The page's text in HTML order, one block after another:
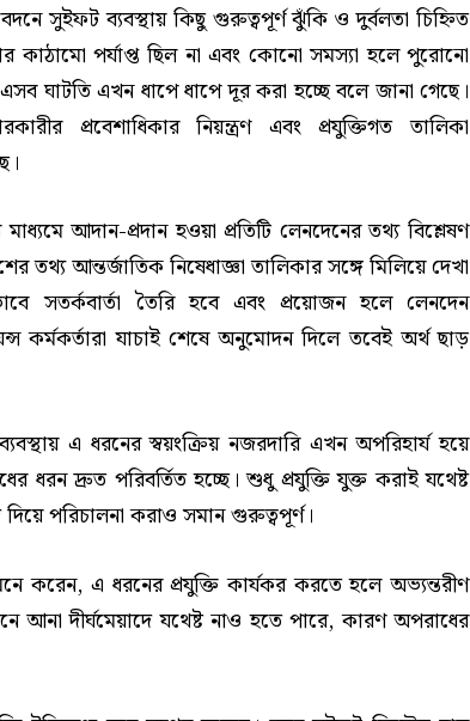
সুইফট ব্যবস্থায় কিছু গুরুত্বপূর্ণ ঝুঁকি ও দুর্বলতা চিহ্নিত
কাঠামো পর্যাপ্ত ছিল না এবং কোনো সমস্যা হলে পুরোনো
ঘাটতি এখন ধাপে ধাপে দূর করা হচ্ছে বলে জানা গেছে।
প্রবেশাধিকার নিয়ন্ত্রণ এবং প্রযুক্তিগত তালিকা
আদান-প্রদান হওয়া প্রতিটি লেনদেনের তথ্য বিশ্লেষণ
তথ্য আন্তর্জাতিক নিষেধাজ্ঞা তালিকার সঙ্গে মিলিয়ে দেখা
সতর্কবার্তা তৈরি হবে এবং প্রয়োজন হলে লেনদেন
কর্মকর্তারা যাচাই শেষে অনুমোদন দিলে তবেই অর্থ ছাড়
এ ধরনের স্বয়ংক্রিয় নজরদারি এখন অপরিহার্য হয়ে
ধরন দ্রুত পরিবর্তিত হচ্ছে। শুধু প্রযুক্তি যুক্ত করাই যথেষ্ট
পরিচালনা করাও সমান গুরুত্বপূর্ণ।
করেন, এ ধরনের প্রযুক্তি কার্যকর করতে হলে অভ্যন্তরীণ
আনা দীর্ঘমেয়াদে যথেষ্ট নাও হতে পারে, কারণ অপরাধের